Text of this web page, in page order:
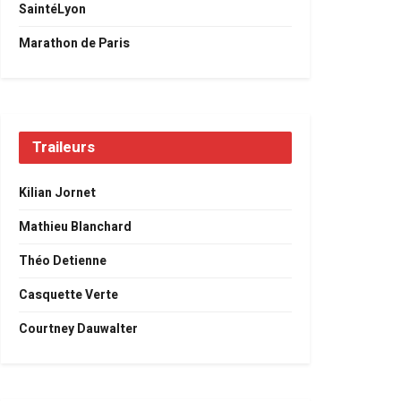
SaintéLyon
Marathon de Paris
Traileurs
Kilian Jornet
Mathieu Blanchard
Théo Detienne
Casquette Verte
Courtney Dauwalter